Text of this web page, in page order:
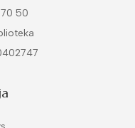
50